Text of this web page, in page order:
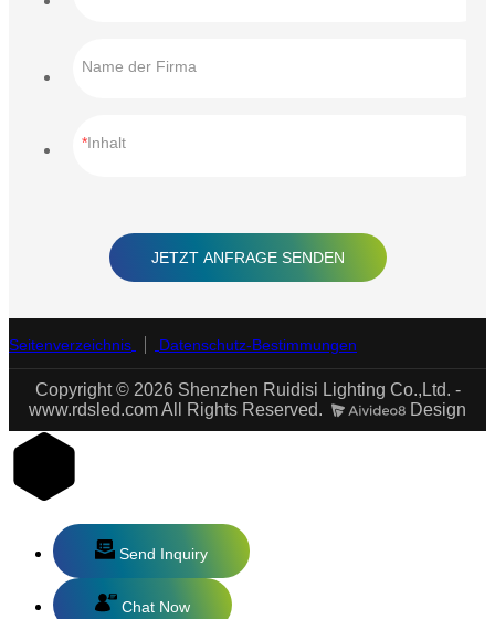
Name der Firma
Inhalt
JETZT ANFRAGE SENDEN
Seitenverzeichnis Datenschutz-Bestimmungen
Copyright © 2026 Shenzhen Ruidisi Lighting Co.,Ltd. -
www.rdsled.com All Rights Reserved.
Design
Send Inquiry
Chat Now